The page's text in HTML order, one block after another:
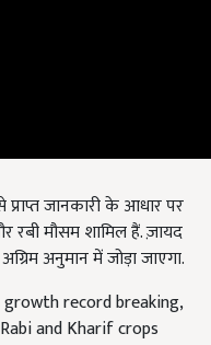
जानकारी के आधार पर
मौसम शामिल हैं. ज़ायद
अनुमान में जोड़ा जाएगा.
record breaking,
and Kharif crops